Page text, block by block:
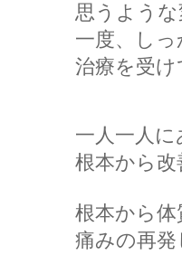
思うよう
一度、し
治療を受
一人一人
根本から
根本から
痛みの再